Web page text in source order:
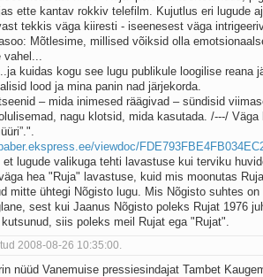
ette kantav rokkiv telefilm. Kujutlus eri lugude
tekkis väga kiiresti - iseenesest väga
Mõtlesime, millised võiksid olla
vahel...
kuidas kogu see lugu publikule loogilise reana
lood ja mina panin nad järjekorda.
– mida inimesed räägivad – sündisid
nagu klotsid, mida kasutada. /---/
viewdoc/
et lugude valikuga tehti lavastuse kui terviku
hea "Ruja" lavastuse, kuid mis moonutas
mitte ühtegi Nõgisto lugu. Mis Nõgisto suhtes
sest kui Jaanus Nõgisto poleks Rujat 1976
kutsunud, siis poleks meil Rujat ega "Rujat".
2008-08-26 10:35:00.
nüüd Vanemuise pressiesindajat Tambet